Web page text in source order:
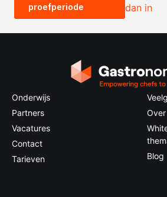
0.5x 1x 2x
proefperiode
dan in
Onderwijs
Partners
Vacatures
Contact
Tarieven
Blog